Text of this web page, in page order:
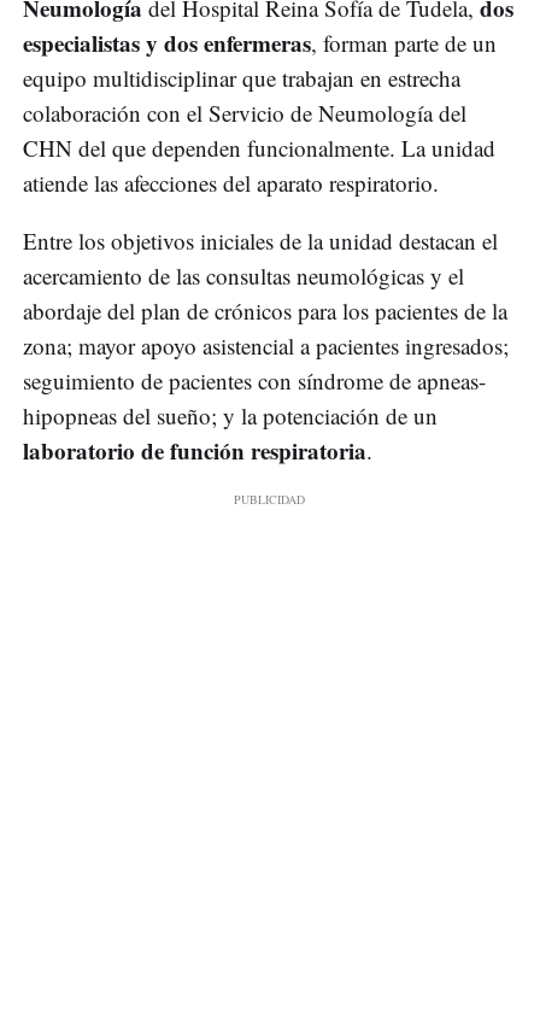
Neumología del Hospital Reina Sofía de Tudela, dos
especialistas y dos enfermeras, forman parte de un
equipo multidisciplinar que trabajan en estrecha
colaboración con el Servicio de Neumología del
CHN del que dependen funcionalmente. La unidad
atiende las afecciones del aparato respiratorio.
Entre los objetivos iniciales de la unidad destacan el
acercamiento de las consultas neumológicas y el
abordaje del plan de crónicos para los pacientes de la
zona; mayor apoyo asistencial a pacientes ingresados;
seguimiento de pacientes con síndrome de apneas-
hipopneas del sueño; y la potenciación de un
laboratorio de función respiratoria.